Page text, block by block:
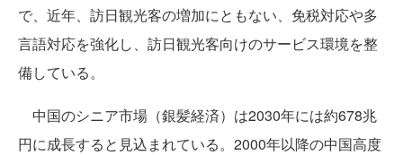
で、近年、訪日観光客の増加にともない、免税対応や多
言語対応を強化し、訪日観光客向けのサービス環境を整
備している。
中国のシニア市場（銀髪経済）は2030年には約678兆
円に成長すると見込まれている。2000年以降の中国高度